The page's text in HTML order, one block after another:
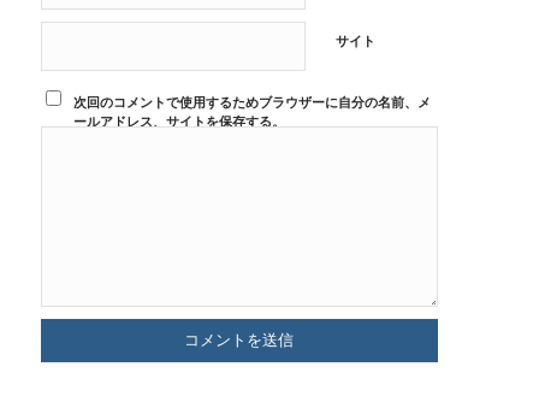
サイト
次回のコメントで使用するためブラウザーに自分の名前、メ
ールアドレス、サイトを保存する。